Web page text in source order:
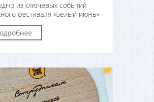
из ключевых событий
фестиваля «Белый июнь»